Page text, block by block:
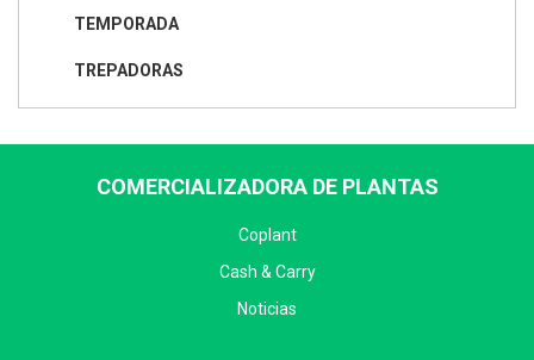
TEMPORADA
TREPADORAS
COMERCIALIZADORA DE PLANTAS
Coplant
Cash & Carry
Noticias